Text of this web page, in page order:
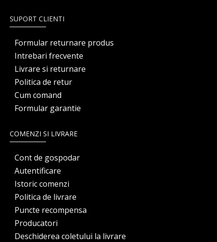
SUPORT CLIENTI
Formular returnare produs
Intrebari frecvente
Livrare si returnare
Politica de retur
Cum comand
Formular garantie
COMENZI SI LIVRARE
Cont de gospodar
Autentificare
Istoric comenzi
Politica de livrare
Puncte recompensa
Producatori
Deschiderea coletului la livrare